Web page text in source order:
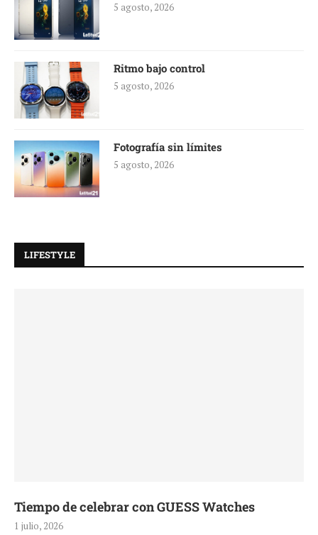
5 agosto, 2026
Ritmo bajo control
5 agosto, 2026
Fotografía sin límites
5 agosto, 2026
LIFESTYLE
Tiempo de celebrar con GUESS Watches
1 julio, 2026